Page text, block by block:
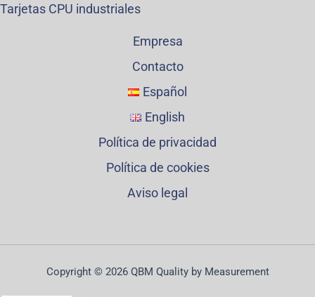
Tarjetas CPU industriales
Empresa
Contacto
Español
English
Política de privacidad
Política de cookies
Aviso legal
Copyright © 2026 QBM Quality by Measurement